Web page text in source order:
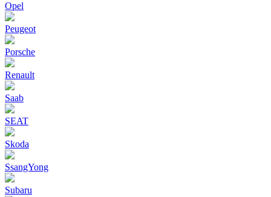
Opel
Peugeot
Porsche
Renault
Saab
SEAT
Skoda
SsangYong
Subaru